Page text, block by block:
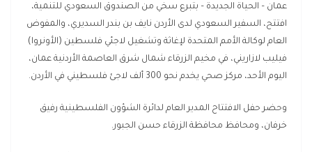
عمان – الحياة الجديدة – بتبرع سخي من الصندوق السعودي للتنمية،
افتتح، السفير السعودي لدى الأردن نايف بن بندر السديري، والمفوض
العام لوكالة الأمم المتحدة لإغاثة وتشغيل لاجئي فلسطين (الأونروا)
فيليب لازاريني، في مخيم الزرقاء شمال شرق العاصمة الأردنية عمان،
اليوم الأحد، مركز صحي يخدم نحو 300 ألف لاجئ فلسطيني في الأردن.
وحضر حفل الافتتاح المدير العام لدائرة الشؤون الفلسطينية رفيق
خرفان، ومحافظ محافظة الزرقاء حسن الجبور.